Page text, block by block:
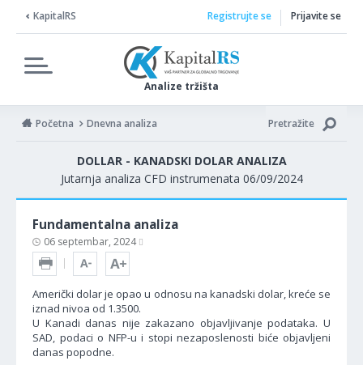
KapitalRS
Analize tržišta
Registrujte se Prijavite se
Početna Dnevna analiza Pretražite
DOLLAR - KANADSKI DOLAR ANALIZA
Jutarnja analiza CFD instrumenata 06/09/2024
Fundamentalna analiza
06 septembar, 2024
Američki dolar je opao u odnosu na kanadski dolar, kreće se
iznad nivoa od 1.3500.
U Kanadi danas nije zakazano objavljivanje podataka. U
SAD, podaci o NFP-u i stopi nezaposlenosti biće objavljeni
danas popodne.